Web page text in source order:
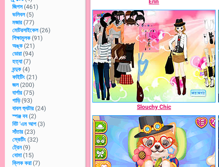
জিগস (461)
ভলিবল (5)
মজার (77)
মোটরসাইকেল (26)
শিক্ষামূলক (91)
অঙ্ক (21)
ডোরা (94)
হত্যা (7)
বন্দুক (4)
ফাইটিং (21)
জল (200)
বার্গার (75)
গাড়ি (93)
বাবল শ্যুটার (24)
স্পঞ্জ বব (2)
বিট 'এম আপ (3)
সাঁতার (23)
স্কেটিং (32)
ট্রেন (9)
বোমা (15)
ক্লিক করা (7)
Erin
Slouchy Chic